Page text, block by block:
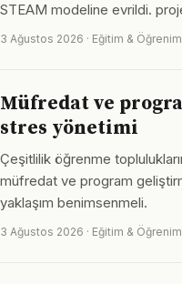
STEAM modeline evrildi.
3 Ağustos 2026 · Eğitim & Öğrenim
Müfredat ve
stres yönetimi
Çeşitlilik öğrenme
müfredat ve program
yaklaşım benimsenmeli.
3 Ağustos 2026 · Eğitim & Öğrenim